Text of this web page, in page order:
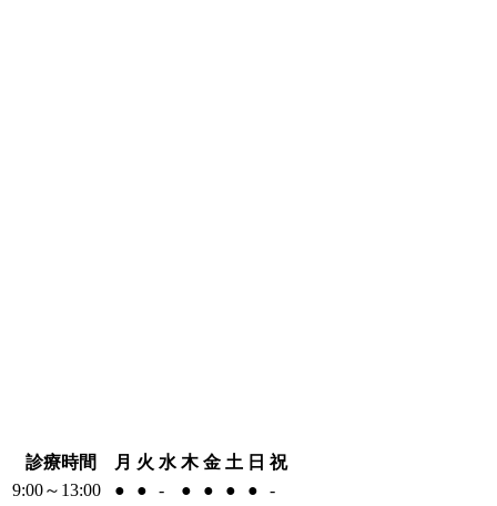
診療時間 月 火 水 木 金 土 日 祝
9:00～13:00
● ● - ● ● ● ●
-